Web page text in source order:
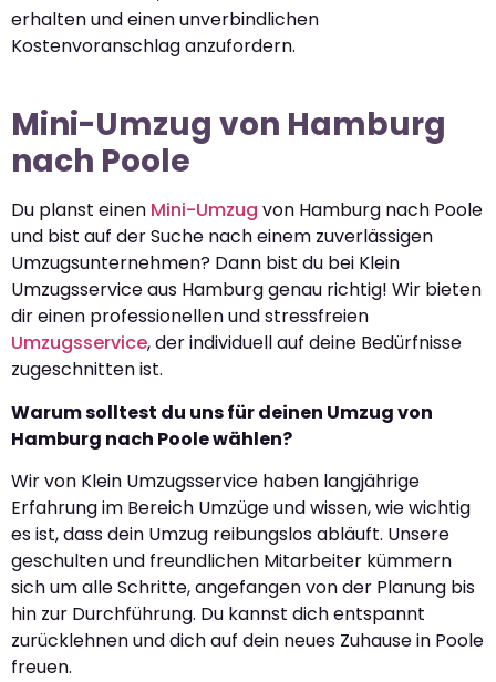
erhalten und einen unverbindlichen
Kostenvoranschlag anzufordern.
Mini-Umzug von Hamburg
nach Poole
Du planst einen Mini-Umzug von Hamburg nach Poole
und bist auf der Suche nach einem zuverlässigen
Umzugsunternehmen? Dann bist du bei Klein
Umzugsservice aus Hamburg genau richtig! Wir bieten
dir einen professionellen und stressfreien
Umzugsservice, der individuell auf deine Bedürfnisse
zugeschnitten ist.
Warum solltest du uns für deinen Umzug von
Hamburg nach Poole wählen?
Wir von Klein Umzugsservice haben langjährige
Erfahrung im Bereich Umzüge und wissen, wie wichtig
es ist, dass dein Umzug reibungslos abläuft. Unsere
geschulten und freundlichen Mitarbeiter kümmern
sich um alle Schritte, angefangen von der Planung bis
hin zur Durchführung. Du kannst dich entspannt
zurücklehnen und dich auf dein neues Zuhause in Poole
freuen.